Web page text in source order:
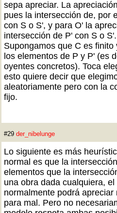
sepa apreciar. La
pues la intersección de, por
con S o S', y para O' la
intersección de P' con S o S'.
Supongamos que C es
los elementos de P y P' (es
oyentes concretos). Toca
esto quiere decir que
aleatoriamente pero con la
fijo.
#29 der_nibelunge
Lo siguiente es más
normal es que la
elementos que la
una obra dada cualquiera,
normalmente podrá
para mal. Pero no